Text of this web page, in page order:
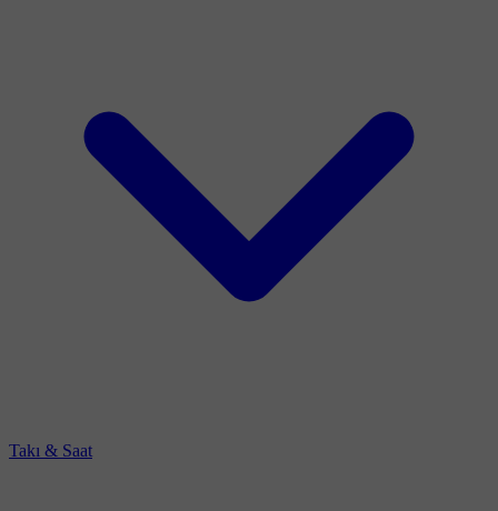
Takı & Saat